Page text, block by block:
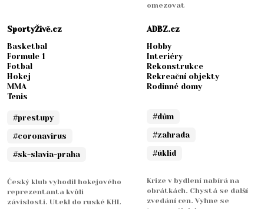
omezovat
SportyŽivě.cz
Basketbal
Formule 1
Fotbal
Hokej
MMA
Tenis
#prestupy
#coronavirus
#sk-slavia-praha
Český klub vyhodil hokejového
reprezentanta kvůli
závislosti. Utekl do ruské KHL
ADBZ.cz
Hobby
Interiéry
Rekonstrukce
Rekreační objekty
Rodinné domy
#dům
#zahrada
#úklid
Krize v bydlení nabírá na
obrátkách. Chystá se další
zvedání cen. Vyhne se